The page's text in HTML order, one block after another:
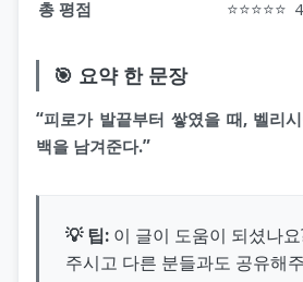
총 평점
⭐⭐⭐⭐⭐
🎯 요약 한 문장
“피로가 발끝부터 쌓였을 때, 벨리
백을 남겨준다.”
💡 팁: 이 글이 도움이 되셨나
주시고 다른 분들과도 공유해